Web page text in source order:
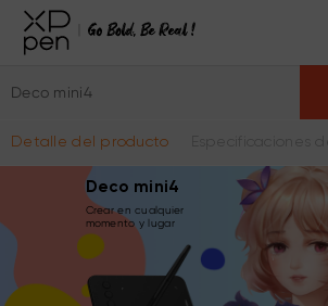
Deco mini4
Detalle del producto
Deco mini4
Crear en cualquier
momento y lugar